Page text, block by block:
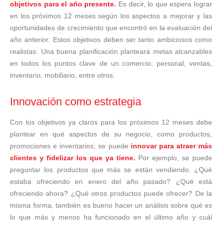
objetivos para el año presente. Es decir, lo que espera lograr
en los próximos 12 meses según los aspectos a mejorar y las
oportunidades de crecimiento que encontró en la evaluación del
año anterior. Estos objetivos deben ser tanto ambiciosos como
realistas. Una buena planificación planteará metas alcanzables
en todos los puntos clave de un comercio: personal, ventas,
inventario, mobiliario, entre otros.
Innovación como estrategia
Con los objetivos ya claros para los próximos 12 meses debe
plantear en qué aspectos de su negocio, como productos,
promociones e inventarios; se puede innovar para atraer más
clientes y fidelizar los que ya tiene. Por ejemplo, se puede
preguntar los productos que más se están vendiendo. ¿Qué
estaba ofreciendo en enero del año pasado? ¿Qué está
ofreciendo ahora? ¿Qué otros productos puede ofrecer? De la
misma forma, también es bueno hacer un análisis sobre qué es
lo que más y menos ha funcionado en el último año y cuál